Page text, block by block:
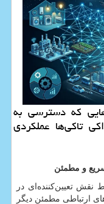
که دسترسی به
تاکی‌ها عملکردی
و مطمئن
نقش تعیین‌کننده‌ای در
ارتباطی مطمئن دیگر